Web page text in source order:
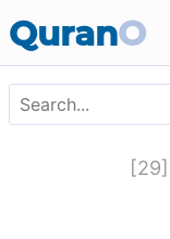
QuranO
[29]